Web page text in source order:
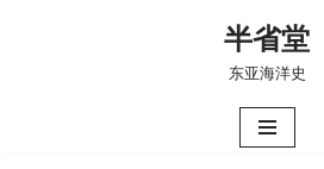
半省堂
东亚海洋史